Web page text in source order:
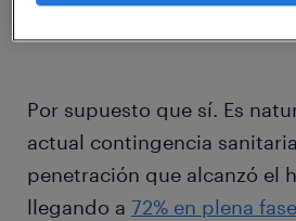
Por supuesto que sí. Es
actual contingencia
penetración que alcanzó el
llegando a 72% en plena